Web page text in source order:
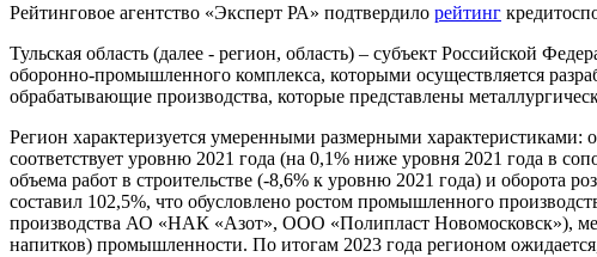
Рейтинговое агентство «Эксперт РА» подтвердило рейтинг
Тульская область (далее - регион, область) – субъект Российской
оборонно-промышленного комплекса, которыми осуществляется
обрабатывающие производства, которые представлены
Регион характеризуется умеренными размерными
соответствует уровню 2021 года (на 0,1% ниже уровня 2021 года в
объема работ в строительстве (-8,6% к уровню 2021 года) и оборота
составил 102,5%, что обусловлено ростом промышленного
производства АО «НАК «Азот», ООО «Полипласт Новомосковск»),
напитков) промышленности. По итогам 2023 года регионом